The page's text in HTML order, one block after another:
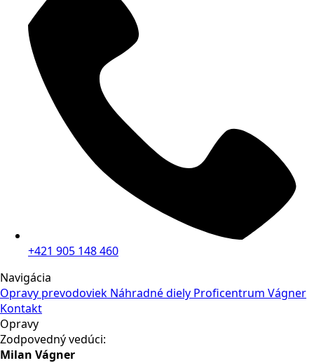
+421 905 148 460
Navigácia
Opravy prevodoviek Náhradné diely Proficentrum Vágner
Kontakt
Opravy
Zodpovedný vedúci:
Milan Vágner